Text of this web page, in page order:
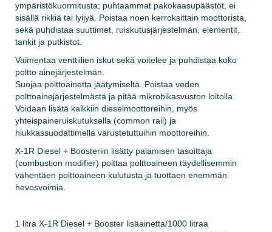
ympäristökuormitusta; puhtaammat pakokaasupäästöt, ei
sisällä rikkiä tai lyijyä. Poistaa noen kerroksittain moottorista,
sekä puhdistaa suuttimet, ruiskutusjärjestelmän, elementit,
tankit ja putkistot.
Vaimentaa venttiilien iskut sekä voitelee ja puhdistaa koko
poltto ainejärjestelmän.
Suojaa polttoainetta jäätymiseltä. Poistaa veden
polttoainejärjestelmästä ja pitää mikrobikasvuston loitolla.
Voidaan lisätä kaikkiin dieselmoottoreihin, myös
yhteispaineruiskutuksella (common rail) ja
hiukkassuodattimella varustetuttuihin moottoreihin.
X-1R Diesel + Boosteriin lisätty palamisen tasoittaja
(combustion modifier) polttaa polttoaineen täydellisemmin
vähentäen polttoaineen kulutusta ja tuottaen enemmän
hevosvoimia.
1 litra X-1R Diesel + Booster lisäainetta/1000 litraa